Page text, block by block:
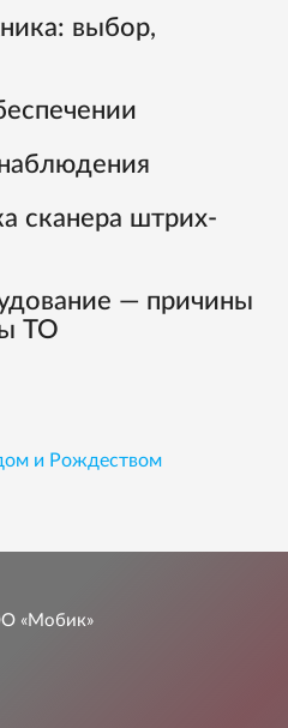
выбор,
сканера штрих-
— причины
ТО
и Рождеством
«Мобик»